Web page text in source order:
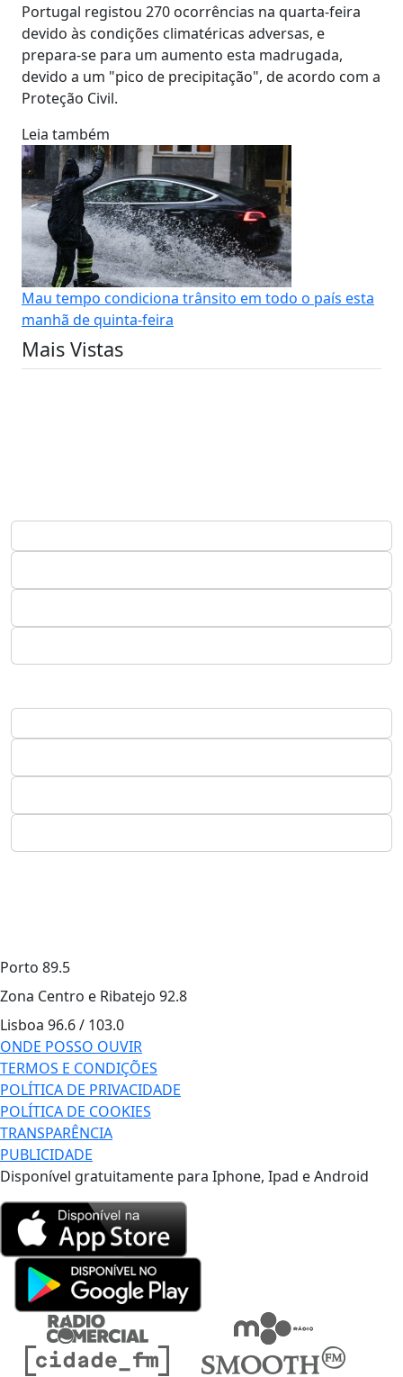
Portugal registou 270 ocorrências na quarta-feira
devido às condições climatéricas adversas, e
prepara-se para um aumento esta madrugada,
devido a um "pico de precipitação", de acordo com a
Proteção Civil.
Leia também
Mau tempo condiciona trânsito em todo o país esta
manhã de quinta-feira
Mais Vistas
Porto 89.5
Zona Centro e Ribatejo 92.8
Lisboa 96.6 / 103.0
ONDE POSSO OUVIR
TERMOS E CONDIÇÕES
POLÍTICA DE PRIVACIDADE
POLÍTICA DE COOKIES
TRANSPARÊNCIA
PUBLICIDADE
Disponível gratuitamente para Iphone, Ipad e Android